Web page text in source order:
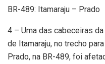
BR-489: Itamaraju – Prado
4 – Uma das cabeceiras
de Itamaraju, no trecho
Prado, na BR-489, foi